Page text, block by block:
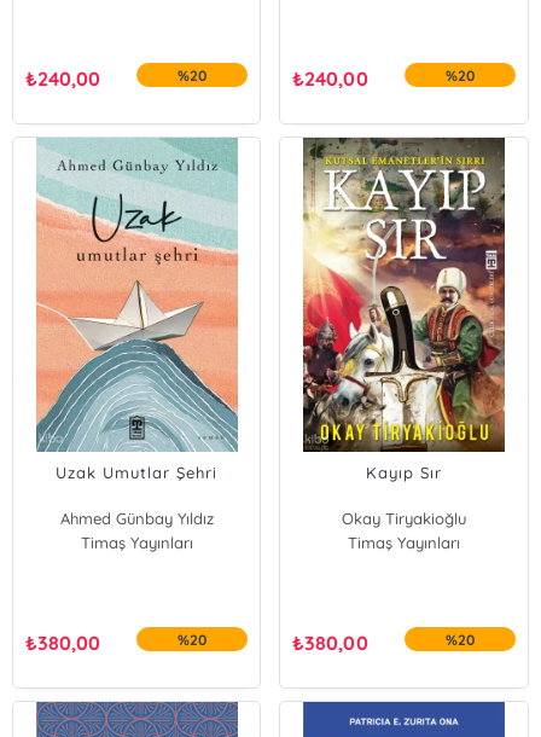
₺240,00 %20 ₺240,00 %20
Uzak Umutlar Şehri
Ahmed Günbay Yıldız
Timaş Yayınları
₺380,00 %20
Kayıp Sır
Okay Tiryakioğlu
Timaş Yayınları
₺380,00 %20